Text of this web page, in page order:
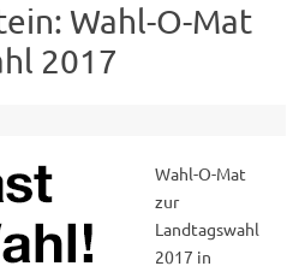
Wahl-O-Mat
2017
Wahl-O-Mat
zur
Landtagswahl
2017 in